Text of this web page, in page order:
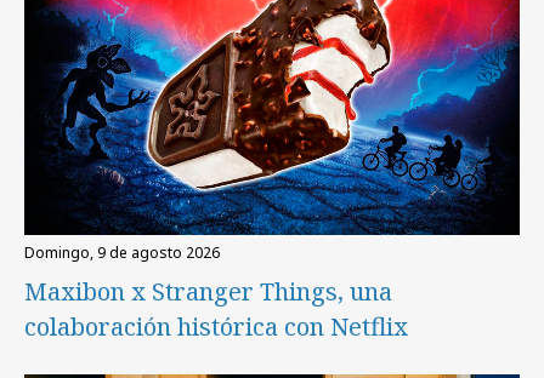
domingo, 9 de agosto 2026
Maxibon x Stranger Things, una
colaboración histórica con Netflix